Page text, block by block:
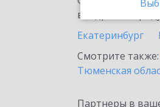
внедрение
Екатеринбург
Смотрите также:
Тюменская
Партнеры в